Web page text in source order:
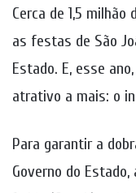
Cerca de 1,5
as festas de São
Estado. E, esse
atrativo a mais: o
Para garantir a
Governo do